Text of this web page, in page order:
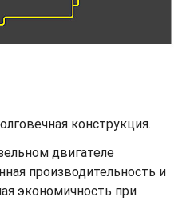
конструкция.
двигателе
производительность и
экономичность при